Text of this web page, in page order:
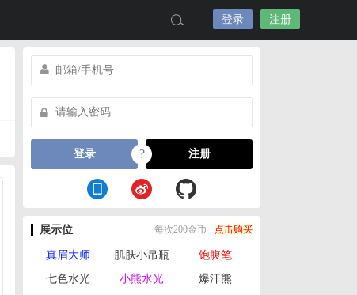
登录 注册
登录 ? 注册
展示位 每次200金币 点击购买
真眉大师 肌肤小吊瓶
饱腹笔
七色水光
小熊水光
爆汗熊